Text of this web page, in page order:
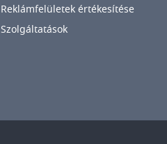
Reklámfelületek értékesítése
Szolgáltatások